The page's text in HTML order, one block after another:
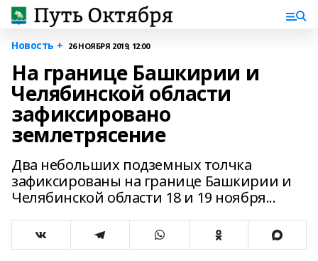
Новость + 26 НОЯБРЯ 2019, 12:00
На границе Башкирии и
Челябинской области
зафиксировано
землетрясение
Два небольших подземных толчка
зафиксированы на границе Башкирии и
Челябинской области 18 и 19 ноября...